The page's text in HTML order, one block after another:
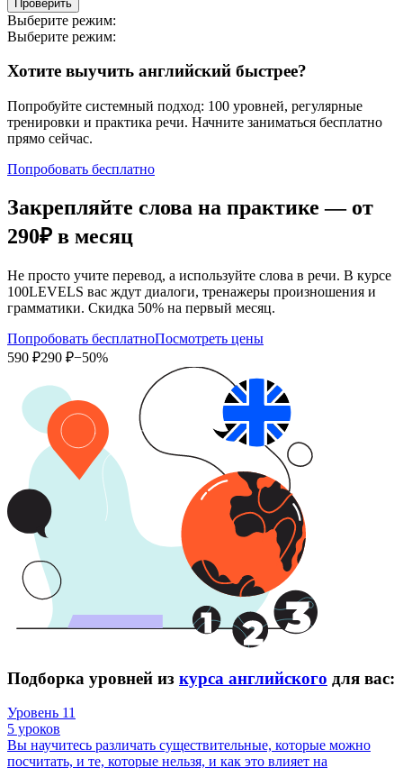
Проверить
Выберите режим:
Выберите режим:
Хотите выучить английский быстрее?
Попробуйте системный подход: 100 уровней, регулярные
тренировки и практика речи. Начните заниматься бесплатно
прямо сейчас.
Попробовать бесплатно
Закрепляйте слова на практике — от
290₽ в месяц
Не просто учите перевод, а используйте слова в речи. В курсе
100LEVELS вас ждут диалоги, тренажеры произношения и
грамматики. Скидка 50% на первый месяц.
Попробовать бесплатноПосмотреть цены
590 ₽290 ₽−50%
Подборка уровней из курса английского для вас:
Уровень 11
5 уроков
Вы научитесь различать существительные, которые можно
посчитать, и те, которые нельзя, и как это влияет на